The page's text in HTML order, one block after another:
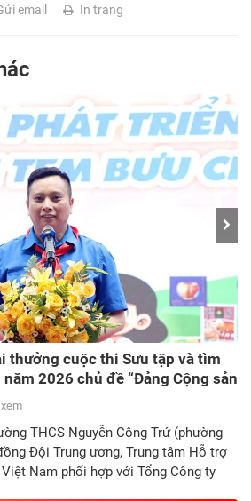
email In trang
thưởng cuộc thi Sưu tập và tìm
2026 chủ đề “Đảng Cộng sản
phát triển đất nước qua con
THCS Nguyễn Công Trứ (phường
Đội Trung ương, Trung tâm Hỗ trợ
Nam phối hợp với Tổng Công ty